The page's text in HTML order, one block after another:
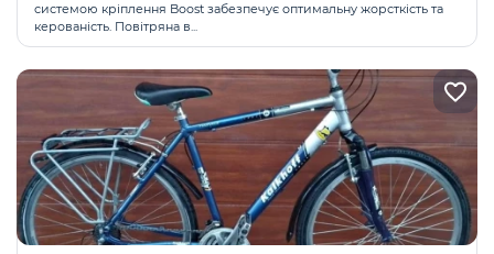
системою кріплення Boost забезпечує оптимальну жорсткість та
керованість. Повітряна в...